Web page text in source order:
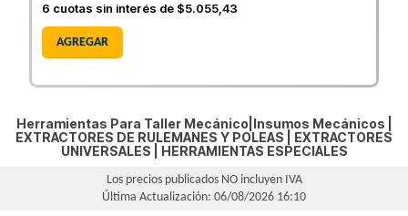
6 cuotas sin interés de $5.055,43
AGREGAR
Herramientas Para Taller Mecánico|Insumos Mecánicos |
EXTRACTORES DE RULEMANES Y POLEAS
EXTRACTORES
UNIVERSALES
HERRAMIENTAS ESPECIALES
Los precios publicados NO incluyen IVA
Última Actualización: 06/08/2026 16:10